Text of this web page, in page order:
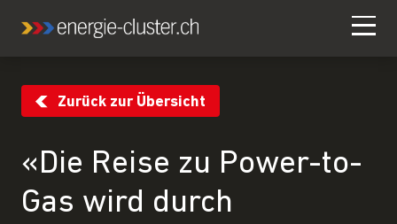
Zurück zur Übersicht
«Die Reise zu Power-to-
Gas wird durch